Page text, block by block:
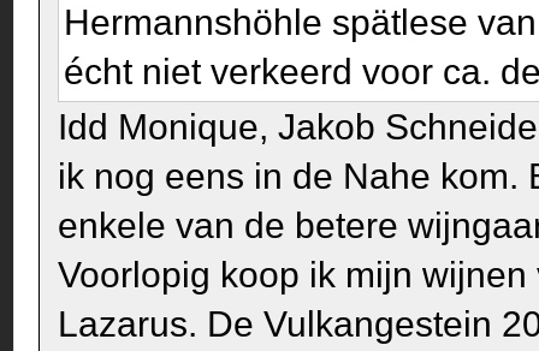
Hermannshöhle spätlese
écht niet verkeerd voor ca.
Idd Monique, Jakob
ik nog eens in de Nahe
enkele van de betere
Voorlopig koop ik mijn
Lazarus. De Vulkangestein